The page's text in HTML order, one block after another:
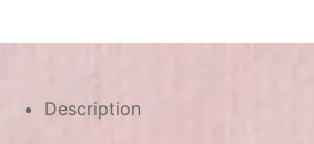
Description